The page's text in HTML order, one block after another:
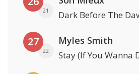
21 Dark Before The
27
22
Myles Smith
Stay (If You Wanna